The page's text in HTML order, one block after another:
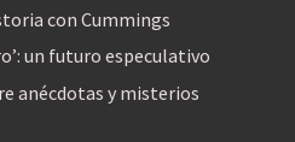
con Cummings
un futuro especulativo
anécdotas y misterios